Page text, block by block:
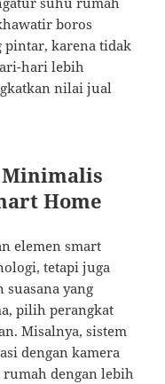
boros
karena tidak
hari lebih
nilai jual
Minimalis
Home
elemen smart
tetapi juga
suasana yang
pilih perangkat
Misalnya, sistem
dengan kamera
rumah dengan lebih